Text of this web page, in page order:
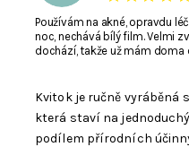
Používám na akné, opravdu
noc, nechává bílý film. Velmi
dochází, takže už mám doma
Kvitok je ručně
která staví na
podílem přírodních